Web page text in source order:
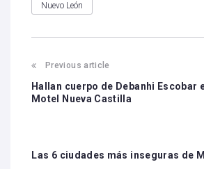
Nuevo León
Previous article
Hallan cuerpo de Debanhi Escobar
Motel Nueva Castilla
Las 6 ciudades más inseguras de